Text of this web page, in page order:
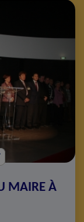
MAIRE À